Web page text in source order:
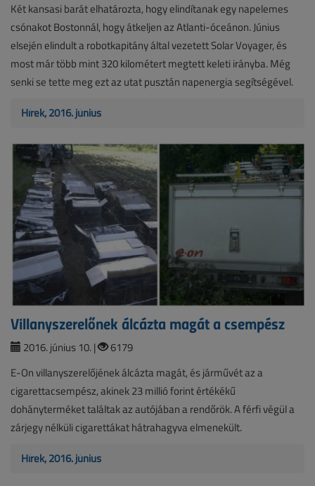
Két kansasi barát elhatározta, hogy elindítanak egy napelemes
csónakot Bostonnál, hogy átkeljen az Atlanti-óceánon. Június
elsején elindult a robotkapitány által vezetett Solar Voyager, és
most már több mint 320 kilométert megtett keleti irányba. Még
senki se tette meg ezt az utat pusztán napenergia segítségével.
Hírek, 2016. június
Villanyszerelőnek álcázta magát a csempész
2016. június 10. |
6179
E-On villanyszerelőjének álcázta magát, és járművét az a
cigarettacsempész, akinek 23 millió forint értékékű
dohányterméket találtak az autójában a rendőrök. A férfi végül a
zárjegy nélküli cigarettákat hátrahagyva elmenekült.
Hírek, 2016. június